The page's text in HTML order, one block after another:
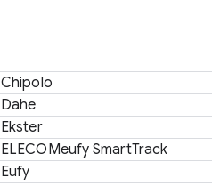
Chipolo
Dahe
Ekster
ELECOMeufy SmartTrack
Eufy